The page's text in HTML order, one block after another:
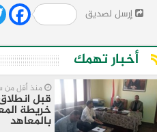
إرسل لصديق Twitter Facebook
أخبار تهمك
منذ أقل من
قبل
خريطة
بالمعاهد